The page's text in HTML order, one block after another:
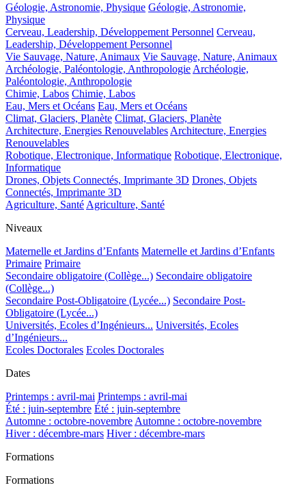
Géologie, Astronomie, Physique Géologie, Astronomie,
Physique
Cerveau, Leadership, Développement Personnel Cerveau,
Leadership, Développement Personnel
Vie Sauvage, Nature, Animaux Vie Sauvage, Nature, Animaux
Archéologie, Paléontologie, Anthropologie Archéologie,
Paléontologie, Anthropologie
Chimie, Labos Chimie, Labos
Eau, Mers et Océans Eau, Mers et Océans
Climat, Glaciers, Planète Climat, Glaciers, Planète
Architecture, Energies Renouvelables Architecture, Energies
Renouvelables
Robotique, Electronique, Informatique Robotique, Electronique,
Informatique
Drones, Objets Connectés, Imprimante 3D Drones, Objets
Connectés, Imprimante 3D
Agriculture, Santé Agriculture, Santé
Niveaux
Maternelle et Jardins d’Enfants Maternelle et Jardins d’Enfants
Primaire Primaire
Secondaire obligatoire (Collège...) Secondaire obligatoire
(Collège...)
Secondaire Post-Obligatoire (Lycée...) Secondaire Post-
Obligatoire (Lycée...)
Universités, Ecoles d’Ingénieurs... Universités, Ecoles
d’Ingénieurs...
Ecoles Doctorales Ecoles Doctorales
Dates
Printemps : avril-mai Printemps : avril-mai
Été : juin-septembre Été : juin-septembre
Automne : octobre-novembre Automne : octobre-novembre
Hiver : décembre-mars Hiver : décembre-mars
Formations
Formations